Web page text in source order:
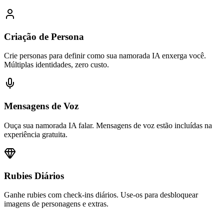
Criação de Persona
Crie personas para definir como sua namorada IA enxerga você.
Múltiplas identidades, zero custo.
Mensagens de Voz
Ouça sua namorada IA falar. Mensagens de voz estão incluídas na
experiência gratuita.
Rubies Diários
Ganhe rubies com check-ins diários. Use-os para desbloquear
imagens de personagens e extras.